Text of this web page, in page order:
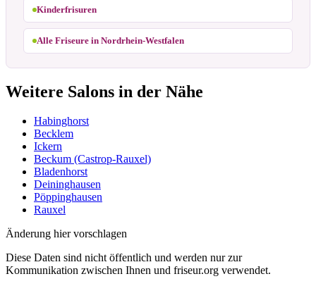
Kinderfrisuren
Alle Friseure in Nordrhein-Westfalen
Weitere Salons in der Nähe
Habinghorst
Becklem
Ickern
Beckum (Castrop-Rauxel)
Bladenhorst
Deininghausen
Pöppinghausen
Rauxel
Änderung hier vorschlagen
Diese Daten sind nicht öffentlich und werden nur zur
Kommunikation zwischen Ihnen und friseur.org verwendet.